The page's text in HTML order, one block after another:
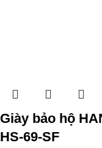
Giày bảo hộ
HS-69-SF